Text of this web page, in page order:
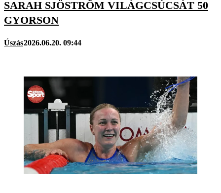
SARAH SJÖSTRÖM VILÁGCSÚCSÁT 50
GYORSON
Úszás2026.06.20. 09:44